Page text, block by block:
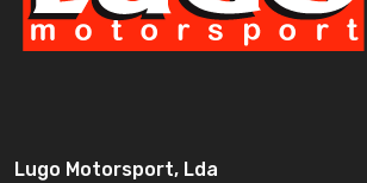
Lugo Motorsport, Lda